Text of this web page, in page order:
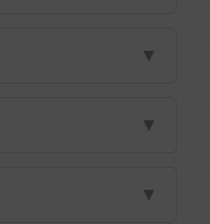
▼
▼
▼